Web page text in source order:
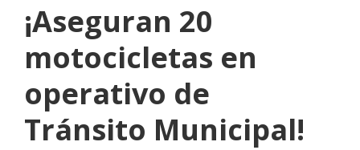
¡Aseguran 20
motocicletas en
operativo de
Tránsito Municipal!